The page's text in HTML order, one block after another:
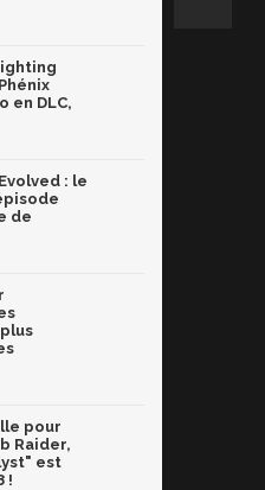
en DLC,
: le
de
pour
Raider,
est
!